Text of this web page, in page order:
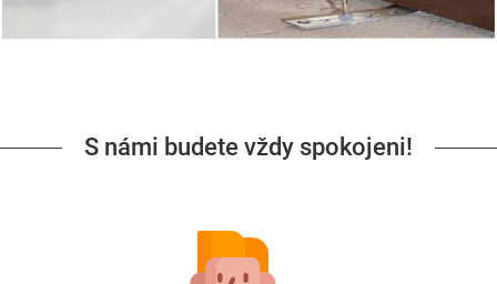
S námi budete vždy spokojeni!